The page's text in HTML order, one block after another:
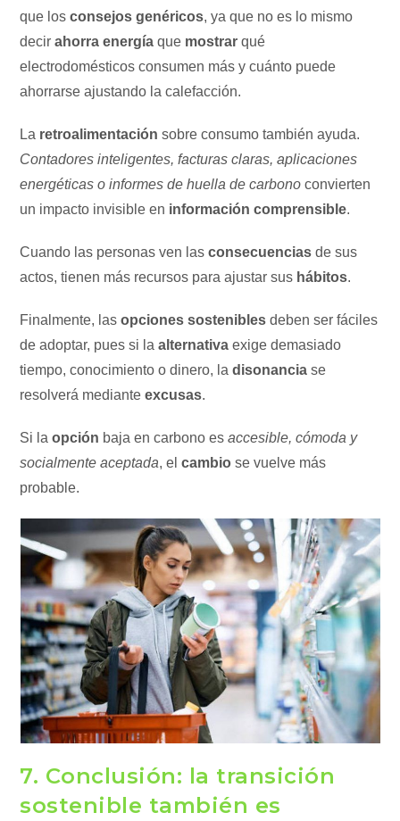
que losconsejos genéricos, ya que no es lo mismo
decirahorra energía que mostrar qué
electrodomésticos consumen más y cuánto puede
ahorrarse ajustando la calefacción.
La retroalimentación sobre consumo también ayuda.
Contadores inteligentes, facturas claras, aplicaciones
energéticas o informes de huella de carbonoconvierten
un impacto invisible en información comprensible.
Cuando las personas ven lasconsecuencias de sus
actos, tienen más recursos para ajustar sus hábitos.
Finalmente, lasopciones sostenibles deben ser fáciles
de adoptar, pues si laalternativa exige demasiado
tiempo, conocimiento o dinero, ladisonancia se
resolverá medianteexcusas.
Si laopción baja en carbono esaccesible, cómoda y
socialmente aceptada, elcambio se vuelve más
probable.
7. Conclusión: la transición
sostenible también es